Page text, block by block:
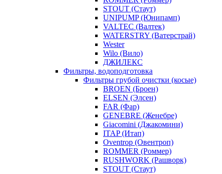
STOUT (Стаут)
UNIPUMP (Юнипамп)
VALTEC (Валтек)
WATERSTRY (Ватерстрай)
Wester
Wilo (Вило)
ДЖИЛЕКС
Фильтры, водоподготовка
Фильтры грубой очистки (косые)
BROEN (Броен)
ELSEN (Элсен)
FAR (Фар)
GENEBRE (Женебре)
Giacomini (Джакомини)
ITAP (Итап)
Oventrop (Овентроп)
ROMMER (Роммер)
RUSHWORK (Рашворк)
STOUT (Стаут)